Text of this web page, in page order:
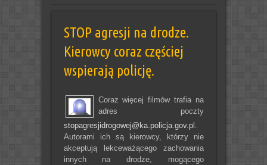
STOP agresji na drodze.
Kierowcy coraz częściej
wspierają policję.
Coraz więcej filmów trafia na
adres poczty
stopagresjidrogowej@ka.policja.gov.pl
Autorami ich są kierowcy, którzy nie
akceptują lekceważącego zachowania
innych na drodze, mogącego